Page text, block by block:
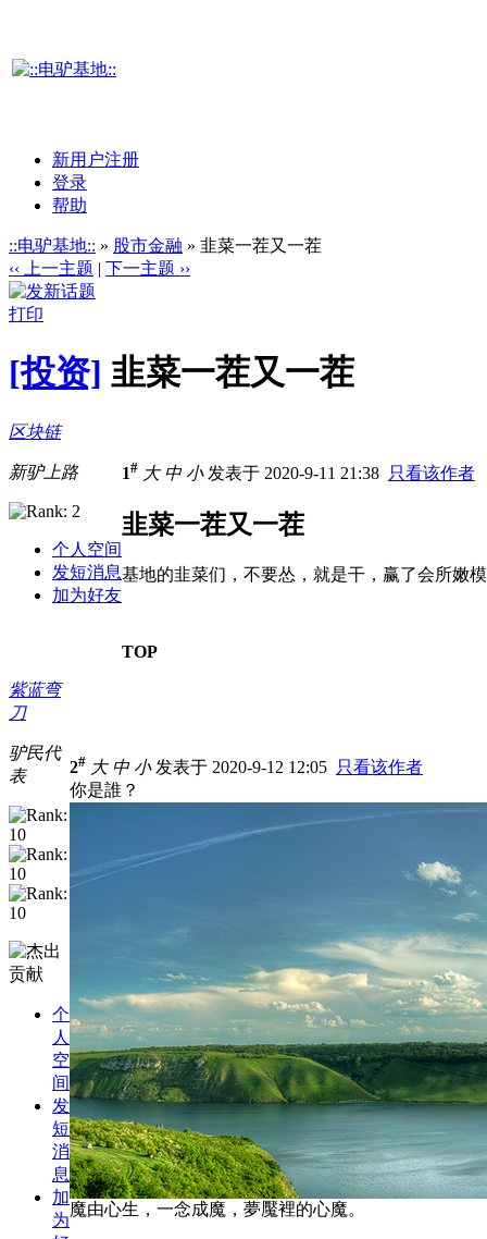
新用户注册
登录
帮助
::电驴基地:: » 股市金融 » 韭菜一茬又一茬
‹‹ 上一主题 | 下一主题 ››
打印
[投资] 韭菜一茬又一茬
区块链
新驴上路
个人空间
发短消息
加为好友
1# 大 中 小发表于 2020-9-11 21:38 只看该作者
韭菜一茬又一茬
基地的韭菜们，不要怂，就是干，赢了会所嫩
TOP
紫蓝弯
刀
驴民代
表
个
人
空
间
发
短
消
息
加
为
2# 大 中 小发表于 2020-9-12 12:05 只看该作者
你是誰？
魔由心生，一念成魔，夢魘裡的心魔。